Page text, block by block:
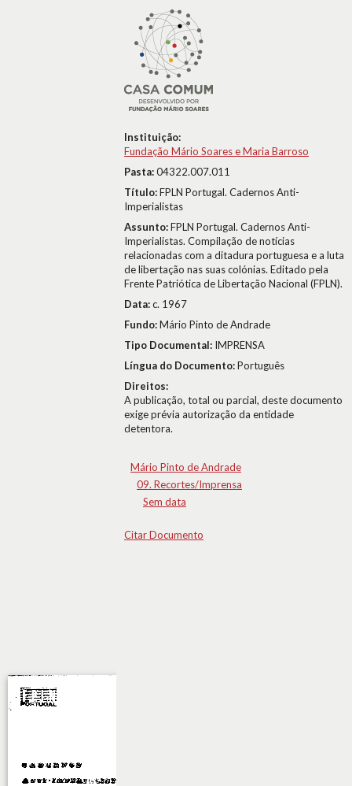
Instituição:
Fundação Mário Soares e Maria Barroso
Pasta:04322.007.011
Título:FPLN Portugal. Cadernos Anti-
Imperialistas
Assunto:FPLN Portugal. Cadernos Anti-
Imperialistas. Compilação de notícias
relacionadas com a ditadura portuguesa e a luta
de libertação nas suas colónias. Editado pela
Frente Patriótica de Libertação Nacional (FPLN).
Data:c. 1967
Fundo:Mário Pinto de Andrade
Tipo Documental: IMPRENSA
Língua do Documento:Português
Direitos:
A publicação, total ou parcial, deste documento
exige prévia autorização da entidade
detentora.
Mário Pinto de Andrade
09. Recortes/Imprensa
Sem data
Citar Documento